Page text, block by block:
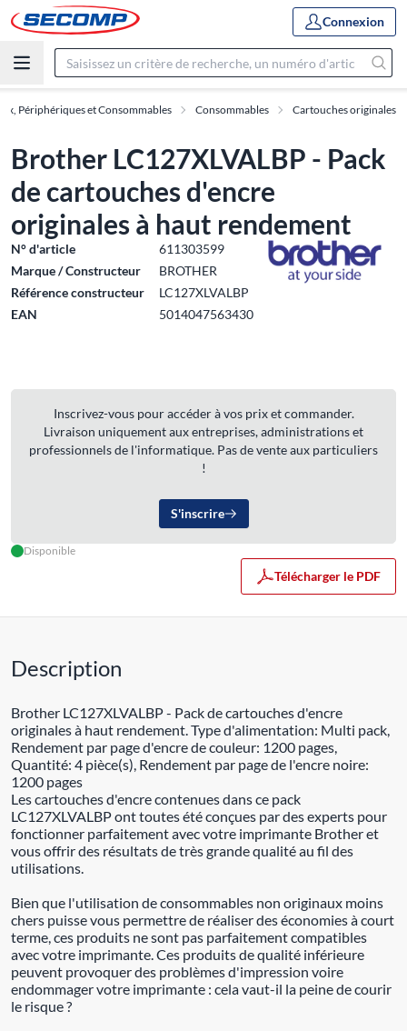
Connexion
Périphériques et Consommables Consommables Cartouches originales
Brother LC127XLVALBP - Pack
de cartouches d'encre
originales à haut rendement
N° d'article
611303599
Marque / Constructeur
BROTHER
Référence constructeur
LC127XLVALBP
EAN
5014047563430
Inscrivez-vous pour accéder à vos prix et commander.
Livraison uniquement aux entreprises, administrations et
professionnels de l'informatique. Pas de vente aux particuliers
!
S'inscrire
Disponible
Télécharger le PDF
Description
Brother LC127XLVALBP - Pack de cartouches d'encre
originales à haut rendement. Type d'alimentation: Multi pack,
Rendement par page d'encre de couleur: 1200 pages,
Quantité: 4 pièce(s), Rendement par page de l'encre noire:
1200 pages
Les cartouches d'encre contenues dans ce pack
LC127XLVALBP ont toutes été conçues par des experts pour
fonctionner parfaitement avec votre imprimante Brother et
vous offrir des résultats de très grande qualité au fil des
utilisations.
Bien que l'utilisation de consommables non originaux moins
chers puisse vous permettre de réaliser des économies à court
terme, ces produits ne sont pas parfaitement compatibles
avec votre imprimante. Ces produits de qualité inférieure
peuvent provoquer des problèmes d'impression voire
endommager votre imprimante : cela vaut-il la peine de courir
le risque ?